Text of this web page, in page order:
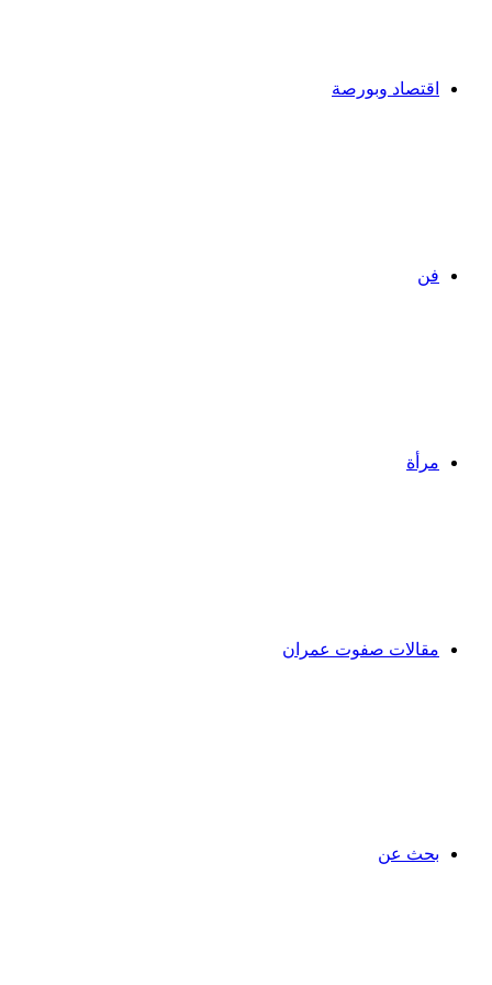
اقتصاد وبورصة
فن
مرأة
مقالات صفوت عمران
بحث عن